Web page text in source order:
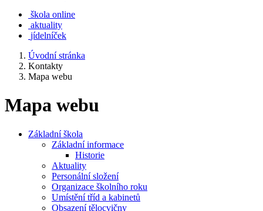
škola online
aktuality
jídelníček
Úvodní stránka
Kontakty
Mapa webu
Mapa webu
Základní škola
Základní informace
Historie
Aktuality
Personální složení
Organizace školního roku
Umístění tříd a kabinetů
Obsazení tělocvičny